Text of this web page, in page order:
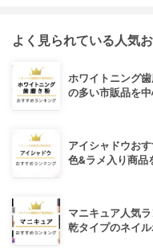
よく見られている人気
ホワイトニング
の多い市販品を
アイシャドウお
色&ラメ入り商品
マニキュア人気
乾タイプのネイ